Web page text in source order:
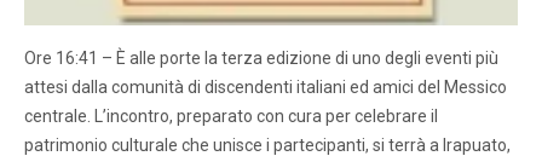
Ore 16:41 – È alle porte la terza edizione di uno degli eventi più
attesi dalla comunità di discendenti italiani ed amici del Messico
centrale. L’incontro, preparato con cura per celebrare il
patrimonio culturale che unisce i partecipanti, si terrà a Irapuato,